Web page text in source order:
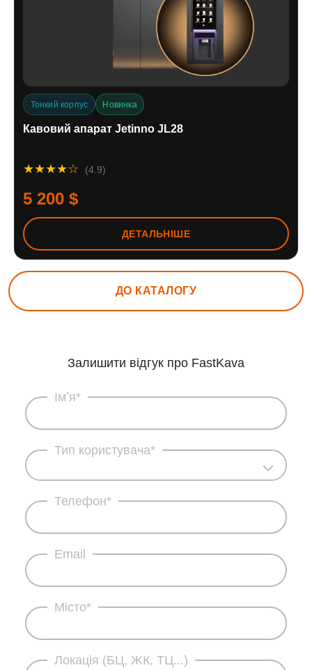
Тонкий корпус Новинка
Кавовий апарат Jetinno JL28
★★★★☆ (4.9)
5 200 $
ДЕТАЛЬНІШЕ
ДО КАТАЛОГУ
Залишити відгук про FastKava
Імʼя*
Тип користувача*
Телефон*
Email
Місто*
Локація (БЦ, ЖК, ТЦ...)